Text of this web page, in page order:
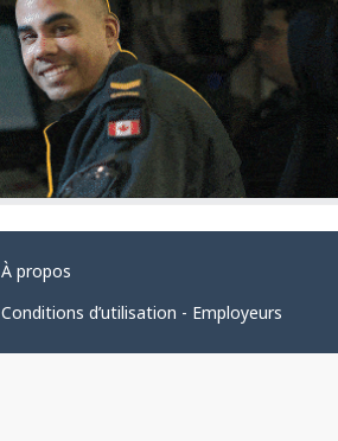
À propos
Conditions d’utilisation - Employeurs